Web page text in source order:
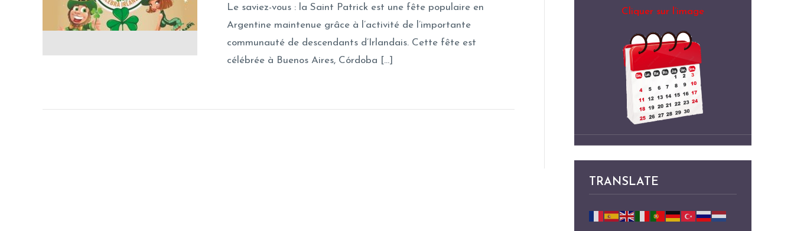
Le saviez-vous : la Saint Patrick est une fête populaire en
Argentine maintenue grâce à l’activité de l’importante
communauté de descendants d’Irlandais. Cette fête est
célébrée à Buenos Aires, Córdoba […]
Cliquer sur l’image
TRANSLATE